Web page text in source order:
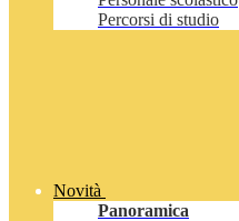
Percorsi di studio
Novità
Panoramica